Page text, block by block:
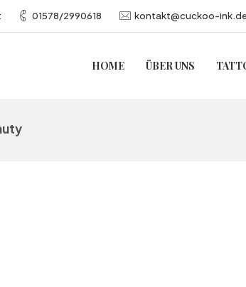
01578/2990618 kontakt@cuckoo-
HOME ÜBER UNS